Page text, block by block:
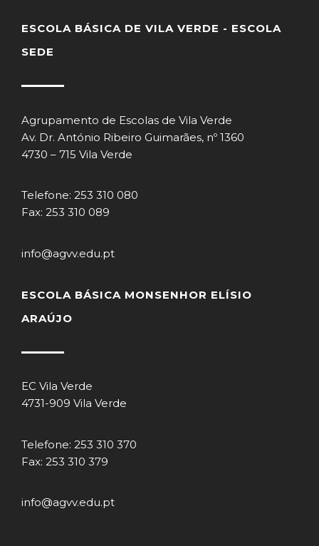
ESCOLA BÁSICA DE VILA VERDE - ESCOLA
SEDE
Agrupamento de Escolas de Vila Verde
Av. Dr. António Ribeiro Guimarães, nº 1360
4730 – 715 Vila Verde
Telefone: 253 310 080
Fax: 253 310 089
info@agvv.edu.pt
ESCOLA BÁSICA MONSENHOR ELÍSIO
ARAÚJO
EC Vila Verde
4731-909 Vila Verde
Telefone: 253 310 370
Fax: 253 310 379
info@agvv.edu.pt